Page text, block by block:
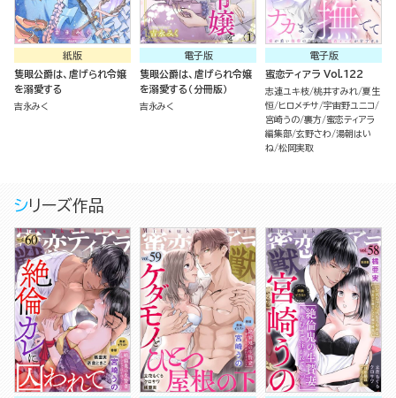
紙版
隻眼公爵は、虐げられ令嬢
を溺愛する
吉永みく
電子版
隻眼公爵は、虐げられ令嬢
を溺愛する（分冊版）
吉永みく
電子版
蜜恋ティアラ Vol.122
志連ユキ枝 桃井すみれ 夏生
恒
ヒロメチサ 宇宙野ユニコ
宮崎うの 裏方 蜜恋ティアラ
編集部 玄野さわ 湯朝はい
ね 松岡実取
シリーズ作品